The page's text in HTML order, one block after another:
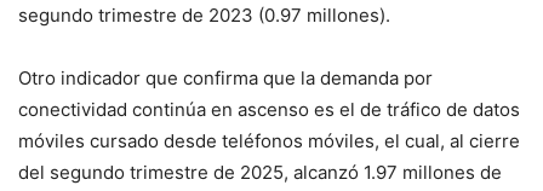
segundo trimestre de 2023 (0.97 millones).
Otro indicador que confirma que la demanda por
conectividad continúa en ascenso es el de tráfico de datos
móviles cursado desde teléfonos móviles, el cual, al cierre
del segundo trimestre de 2025, alcanzó 1.97 millones de